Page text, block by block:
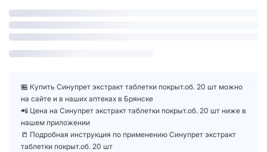
🏪 Купить Синупрет экстракт таблетки покрыт.об. 20 шт можно
на сайте и в наших аптеках в Брянске
📲 Цена на Синупрет экстракт таблетки покрыт.об. 20 шт ниже в
нашем приложении
📒 Подробная инструкция по применению Синупрет экстракт
таблетки покрыт.об. 20 шт